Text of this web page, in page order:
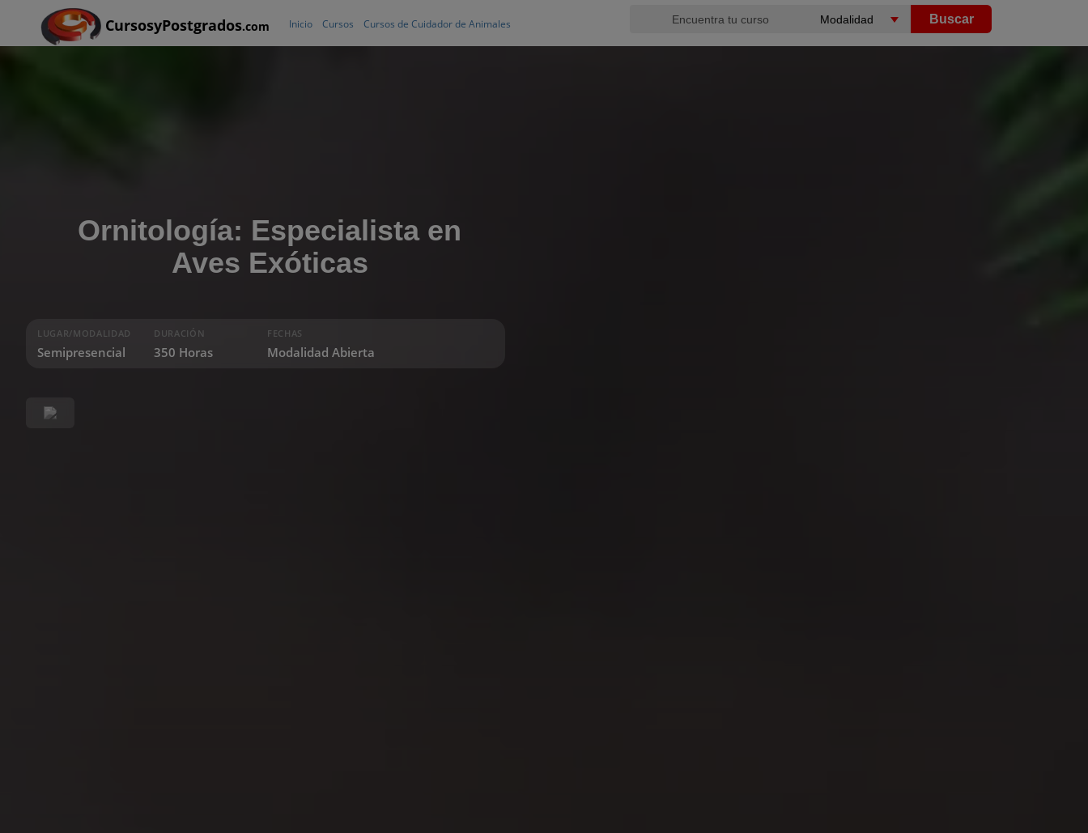
CursosyPostgrados.com Buscar
Inicio Cursos Cursos de Cuidador de Animales
Ornitología: Especialista en
Aves Exóticas
LUGAR/MODALIDAD
Semipresencial
DURACIÓN
350 Horas
FECHAS
Modalidad Abierta